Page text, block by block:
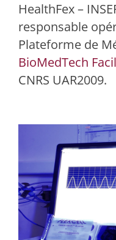
HealthFex –
responsable
Plateforme de
BioMedTech
CNRS UAR2009.